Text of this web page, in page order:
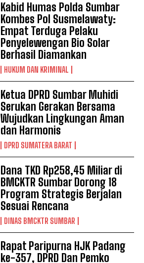
Kabid Humas Polda Sumbar
Kombes Pol Susmelawaty:
Empat Terduga Pelaku
Penyelewengan Bio Solar
Berhasil Diamankan
HUKUM DAN KRIMINAL
Ketua DPRD Sumbar Muhidi
Serukan Gerakan Bersama
Wujudkan Lingkungan Aman
dan Harmonis
DPRD SUMATERA BARAT
Dana TKD Rp258,45 Miliar di
BMCKTR Sumbar Dorong 18
Program Strategis Berjalan
Sesuai Rencana
DINAS BMCKTR SUMBAR
Rapat Paripurna HJK Padang
ke-357, DPRD Dan Pemko